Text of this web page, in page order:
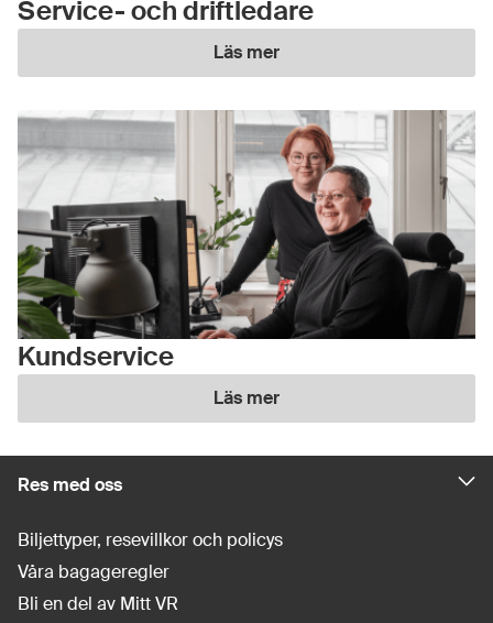
Service- och driftledare
Läs mer
Kundservice
Läs mer
Res med oss
Biljettyper, resevillkor och policys
Våra bagageregler
Bli en del av Mitt VR